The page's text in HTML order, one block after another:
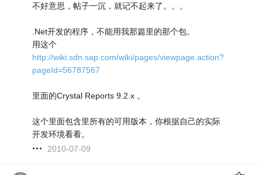
不好意思，帖子一沉，就记不起来了。。。
.Net开发的程序，不能用我那篇里的那个包。
用这个
http://wiki.sdn.sap.com/wiki/pages/viewpage.action?
pageId=56787567
里面的Crystal Reports 9.2.x 。
这个里面包含里所有的可用版本，你根据自己的实际
开发环境看看。
2010-07-09